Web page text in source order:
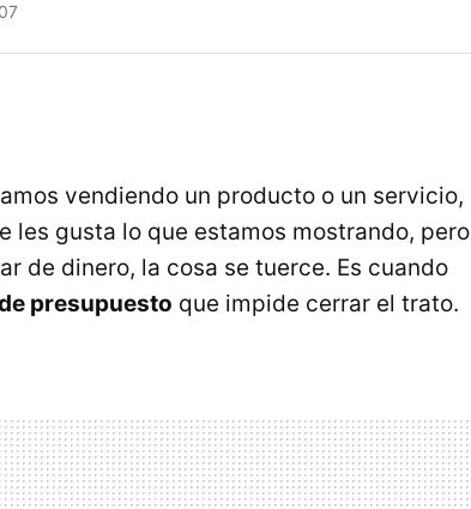
vendiendo un producto o un servicio,
les gusta lo que estamos mostrando, pero
de dinero, la cosa se tuerce. Es cuando
presupuesto que impide cerrar el trato.